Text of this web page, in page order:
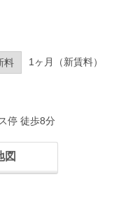
料 1ヶ月（新賃料）
停 徒歩8分
図